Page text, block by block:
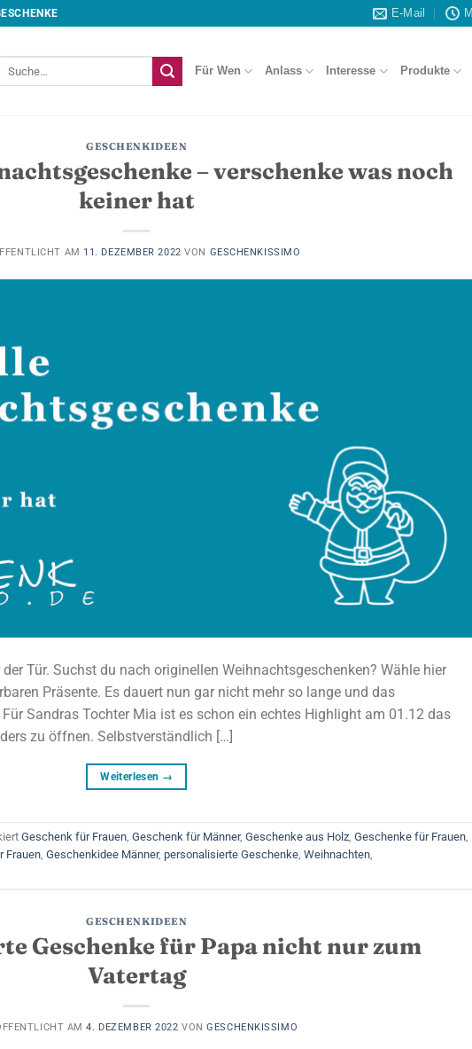
E-Mail
Für Wen Anlass Interesse Produkte
GESCHENKIDEEN
– verschenke was noch
keiner hat
AM 11. DEZEMBER 2022 VON GESCHENKISSIMO
Tür. Suchst du nach originellen Weihnachtsgeschenken? Wähle hier
Präsente. Es dauert nun gar nicht mehr so lange und das
Sandras Tochter Mia ist es schon ein echtes Highlight am 01.12 das
zu öffnen. Selbstverständlich […]
Weiterlesen →
Geschenk für Frauen, Geschenk für Männer, Geschenke aus Holz, Geschenke für Frauen,
Frauen, Geschenkidee Männer, personalisierte Geschenke, Weihnachten,
GESCHENKIDEEN
Geschenke für Papa nicht nur zum
Vatertag
AM4. DEZEMBER 2022 VONGESCHENKISSIMO